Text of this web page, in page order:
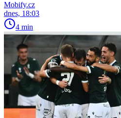
Mobify.cz
dnes, 18:03
4 min